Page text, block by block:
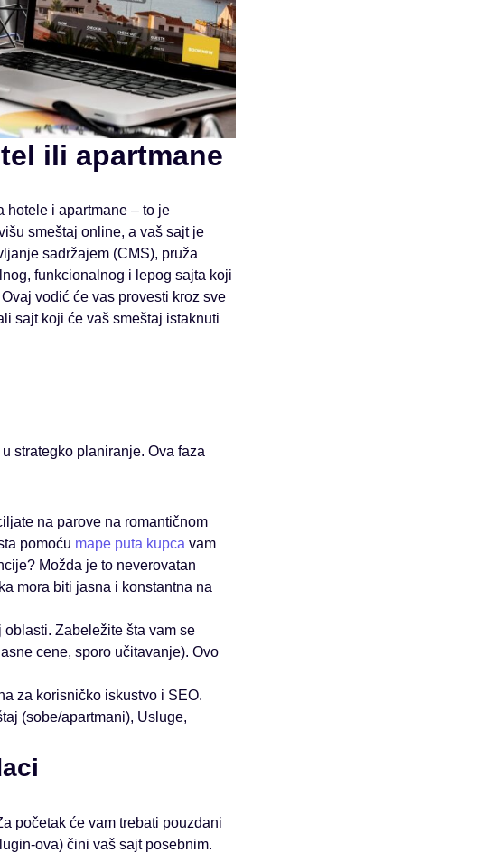
ili apartmane
hotele i apartmane – to je
smeštaj online, a vaš sajt je
sadržajem (CMS), pruža
funkcionalnog i lepog sajta koji
vodić će vas provesti kroz sve
sajt koji će vaš smeštaj istaknuti
strategko planiranje. Ova faza
na parove na romantičnom
pomoću mape puta kupca vam
Možda je to neverovatan
mora biti jasna i konstantna na
Zabeležite šta vam se
cene, sporo učitavanje). Ovo
za korisničko iskustvo i SEO.
(sobe/apartmani), Usluge,
početak će vam trebati pouzdani
ova) čini vaš sajt posebnim.